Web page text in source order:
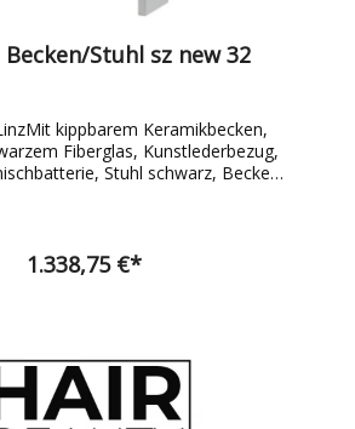
Becken/Stuhl sz new 32
kippbarem Keramikbecken,
Fiberglas, Kunstlederbezug,
Stuhl schwarz, Becken
1.338,75 €*